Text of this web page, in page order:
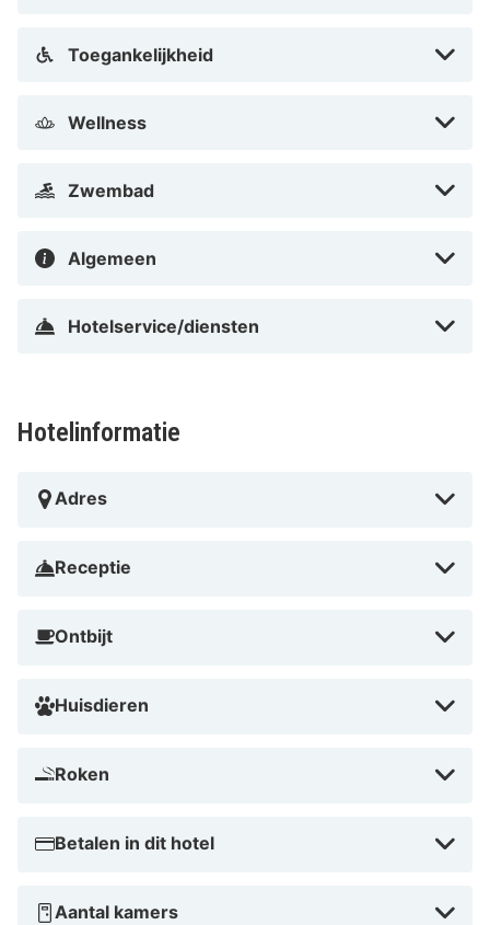
Toegankelijkheid
Wellness
Zwembad
Algemeen
Hotelservice/diensten
Hotelinformatie
Adres
Receptie
Ontbijt
Huisdieren
Roken
Betalen in dit hotel
Aantal kamers